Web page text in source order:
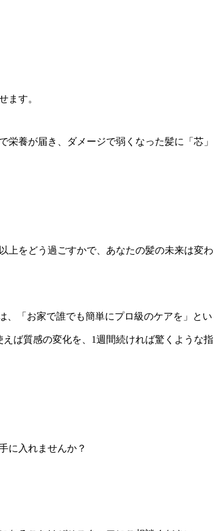
ます。
養が届き、ダメージで弱くなった髪に「芯」
上をどう過ごすかで、あなたの髪の未来は変わ
、「お家で誰でも簡単にプロ級のケアを」とい
ば質感の変化を、1週間続ければ驚くような指
に入れませんか？